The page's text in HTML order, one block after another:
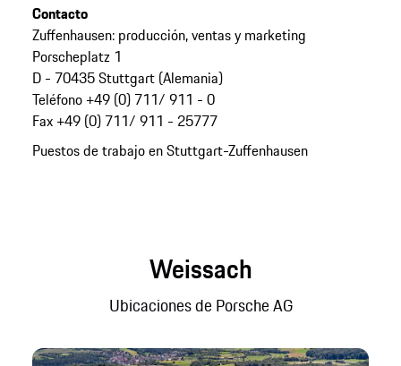
Contacto
Zuffenhausen: producción, ventas y marketing
Porscheplatz 1
D - 70435 Stuttgart (Alemania)
Teléfono +49 (0) 711/ 911 - 0
Fax +49 (0) 711/ 911 - 25777
Puestos de trabajo en Stuttgart-Zuffenhausen
Weissach
Ubicaciones de Porsche AG